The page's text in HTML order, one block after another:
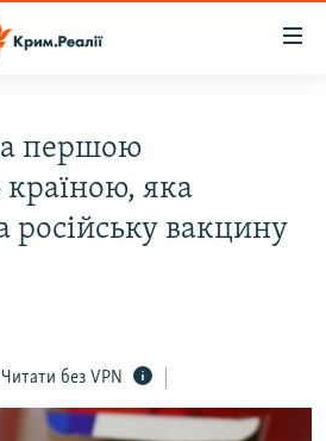
першою
яка
російську вакцину
Читати без VPN